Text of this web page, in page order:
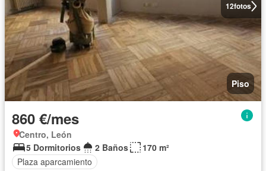
12fotos
Piso
860 €/mes
Centro, León
5 Dormitorios
2 Baños
170 m²
Plaza aparcamiento